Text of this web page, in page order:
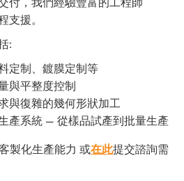
支援。
:
定制、鍍膜定制等
與平整度控制
與復雜的幾何形狀加工
產系統 — 從樣品試產到批量生產
製化生產能力 或在此提交諮詢需